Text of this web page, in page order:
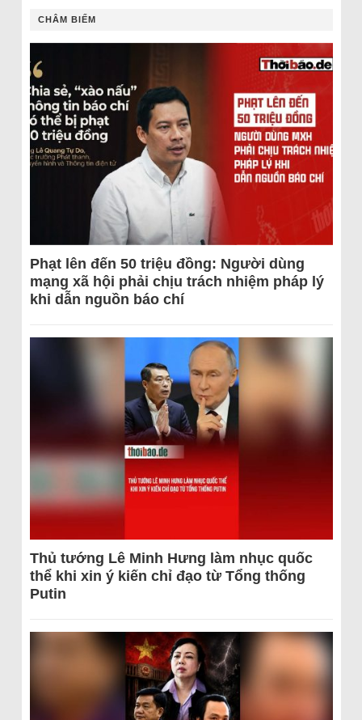
CHÂM BIẾM
Phạt lên đến 50 triệu đồng: Người dùng
mạng xã hội phải chịu trách nhiệm pháp lý
khi dẫn nguồn báo chí
Thủ tướng Lê Minh Hưng làm nhục quốc
thể khi xin ý kiến chỉ đạo từ Tổng thống
Putin